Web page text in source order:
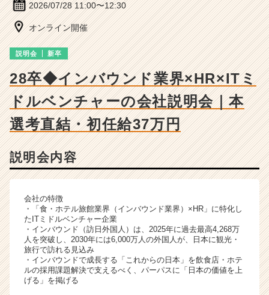
ー・
か
ら
ス
カ
ウ
サ
イ
ト
ア
キ
2026/07/28 11:00〜12:30
オンライン開催
説明会 新卒
28卒◆インバウンド業界×HR×ITミ
ドルベンチャーの会社説明会｜本
選考直結・初任給37万円
説明会内容
会社の特徴
・「食・ホテル旅館業界（インバウンド業界）×HR」に特化し
たITミドルベンチャー企業
・インバウンド（訪日外国人）は、2025年に過去最高4,268万
人を突破し、2030年には6,000万人の外国人が、日本に観光・
旅行で訪れる見込み
・インバウンドで成長する「これからの日本」を飲食店・ホテ
ルの採用課題解決で支えるべく、パーパスに「日本の価値を上
げる」を掲げる